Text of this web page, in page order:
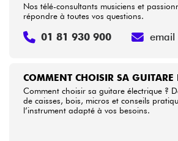
COMMENT CHOISIR SA GUITARE
Comment choisir sa guitare électrique ?
de caisses, bois, micros et conseils
l’instrument adapté à vos besoins.
Nos télé-consultants musiciens et
répondre à toutes vos questions.
01 81 930 900 email